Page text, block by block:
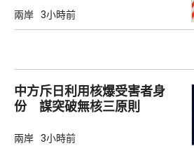
兩岸 3小時前
中方斥日利用核爆受害者身
份 謀突破無核三原則
兩岸 3小時前